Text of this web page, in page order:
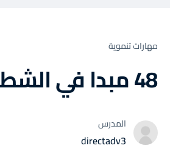
مهارات تنموية
48 مبدا في الشطرنج
المدرس
directadv3